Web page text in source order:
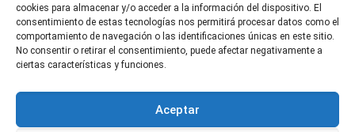
cookies para almacenar y/o acceder a la información del dispositivo. El
consentimiento de estas tecnologías nos permitirá procesar datos como el
comportamiento de navegación o las identificaciones únicas en este sitio.
No consentir o retirar el consentimiento, puede afectar negativamente a
ciertas características y funciones.
Aceptar